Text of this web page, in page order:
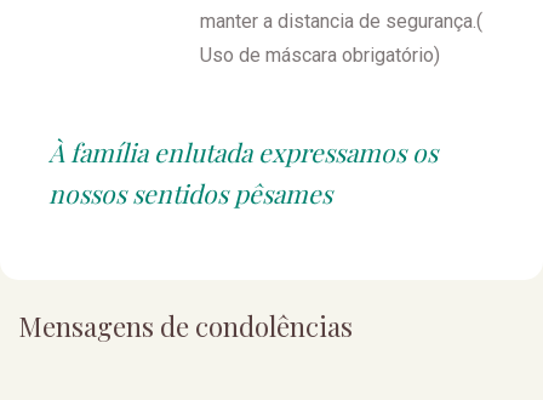
manter a distancia de segurança.(
Uso de máscara obrigatório)
À família enlutada expressamos os
nossos sentidos pêsames
Mensagens de condolências